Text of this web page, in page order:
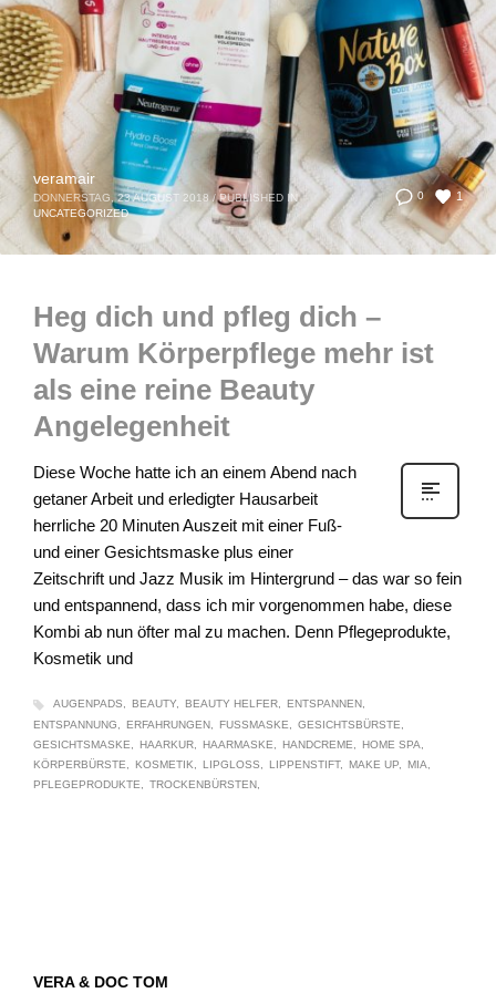
0 1
veramair
DONNERSTAG, 23 AUGUST 2018 / PUBLISHED IN
UNCATEGORIZED
Heg dich und pfleg dich –
Warum Körperpflege mehr ist
als eine reine Beauty
Angelegenheit
Diese Woche hatte ich an einem Abend nach
getaner Arbeit und erledigter Hausarbeit
herrliche 20 Minuten Auszeit mit einer Fuß-
und einer Gesichtsmaske plus einer
Zeitschrift und Jazz Musik im Hintergrund – das war so fein
und entspannend, dass ich mir vorgenommen habe, diese
Kombi ab nun öfter mal zu machen. Denn Pflegeprodukte,
Kosmetik und
AUGENPADS BEAUTY BEAUTY HELFER
ENTSPANNEN
ENTSPANNUNG
ERFAHRUNGEN FUSSMASKE
GESICHTSBÜRSTE
GESICHTSMASKE
HAARKUR HAARMASKE HANDCREME
HOME SPA
KÖRPERBÜRSTE
KOSMETIK LIPGLOSS LIPPENSTIFT MAKE UP
MIA
PFLEGEPRODUKTE
TROCKENBÜRSTEN
VERA & DOC TOM